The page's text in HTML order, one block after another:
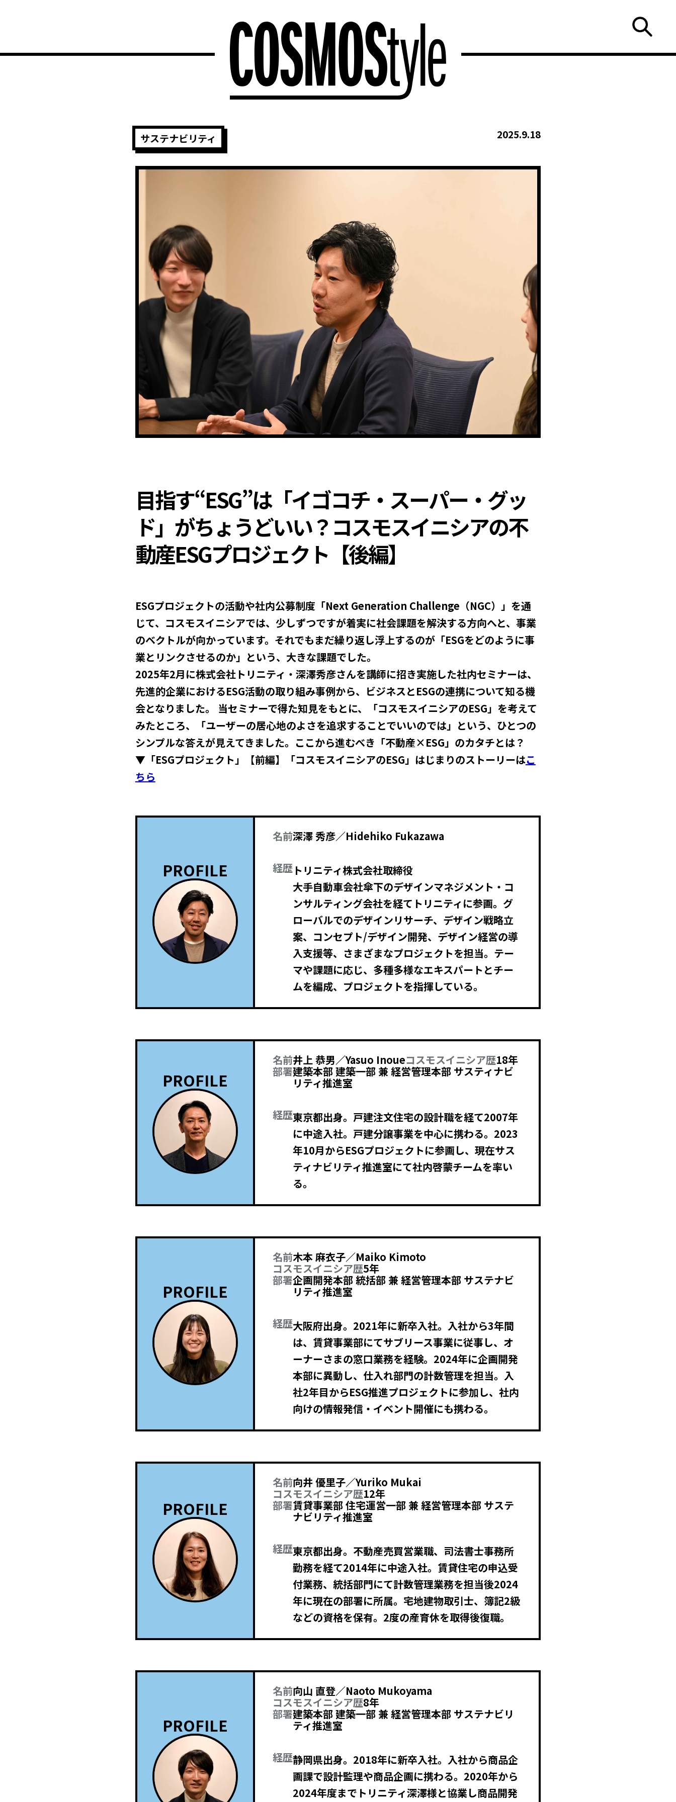
サステナビリティ 2025.9.18
目指す“ESG”は「イゴコチ・スーパー・グッ
ド」がちょうどいい？コスモスイニシアの不
動産ESGプロジェクト【後編】
ESGプロジェクトの活動や社内公募制度「Next Generation Challenge（NGC）」を通
じて、コスモスイニシアでは、少しずつですが着実に社会課題を解決する方向へと、事業
のベクトルが向かっています。それでもまだ繰り返し浮上するのが「ESGをどのように事
業とリンクさせるのか」という、大きな課題でした。
2025年2月に株式会社トリニティ・深澤秀彦さんを講師に招き実施した社内セミナーは、
先進的企業におけるESG活動の取り組み事例から、ビジネスとESGの連携について知る機
会となりました。 当セミナーで得た知見をもとに、「コスモスイニシアのESG」を考えて
みたところ、「ユーザーの居心地のよさを追求することでいいのでは」という、ひとつの
シンプルな答えが見えてきました。ここから進むべき「不動産×ESG」のカタチとは？
▼「ESGプロジェクト」【前編】「コスモスイニシアのESG」はじまりのストーリーはこ
ちら
PROFILE
名前深澤 秀彦／Hidehiko Fukazawa
経歴トリニティ株式会社取締役
大手自動車会社傘下のデザインマネジメント・コ
ンサルティング会社を経てトリニティに参画。グ
ローバルでのデザインリサーチ、デザイン戦略立
案、コンセプト/デザイン開発、デザイン経営の導
入支援等、さまざまなプロジェクトを担当。テー
マや課題に応じ、多種多様なエキスパートとチー
ムを編成、プロジェクトを指揮している。
PROFILE
名前井上 恭男／Yasuo Inoue
部署建築本部 建築一部 兼 経営管理本部 サスティナビ
リティ推進室
コスモスイニシア歴18年
経歴東京都出身。戸建注文住宅の設計職を経て2007年
に中途入社。戸建分譲事業を中心に携わる。2023
年10月からESGプロジェクトに参画し、現在サス
ティナビリティ推進室にて社内啓蒙チームを率い
る。
PROFILE
名前木本 麻衣子／Maiko Kimoto
部署企画開発本部 統括部 兼 経営管理本部 サステナビ
リティ推進室
コスモスイニシア歴5年
経歴大阪府出身。2021年に新卒入社。入社から3年間
は、賃貸事業部にてサブリース事業に従事し、オ
ーナーさまの窓口業務を経験。2024年に企画開発
本部に異動し、仕入れ部門の計数管理を担当。入
社2年目からESG推進プロジェクトに参加し、社内
向けの情報発信・イベント開催にも携わる。
PROFILE
名前向井 優里子／Yuriko Mukai
部署賃貸事業部 住宅運営一部 兼 経営管理本部 サステ
ナビリティ推進室
コスモスイニシア歴12年
経歴東京都出身。不動産売買営業職、司法書士事務所
勤務を経て2014年に中途入社。賃貸住宅の申込受
付業務、統括部門にて計数管理業務を担当後2024
年に現在の部署に所属。宅地建物取引士、簿記2級
などの資格を保有。2度の産育休を取得後復職。
PROFILE
名前向山 直登／Naoto Mukoyama
部署建築本部 建築一部 兼 経営管理本部 サステナビリ
ティ推進室
コスモスイニシア歴8年
経歴静岡県出身。2018年に新卒入社。入社から商品企
画課で設計監理や商品企画に携わる。2020年から
2024年度までトリニティ深澤様と協業し商品開発